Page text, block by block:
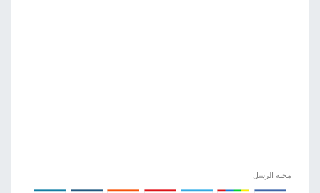
محنة الرسل